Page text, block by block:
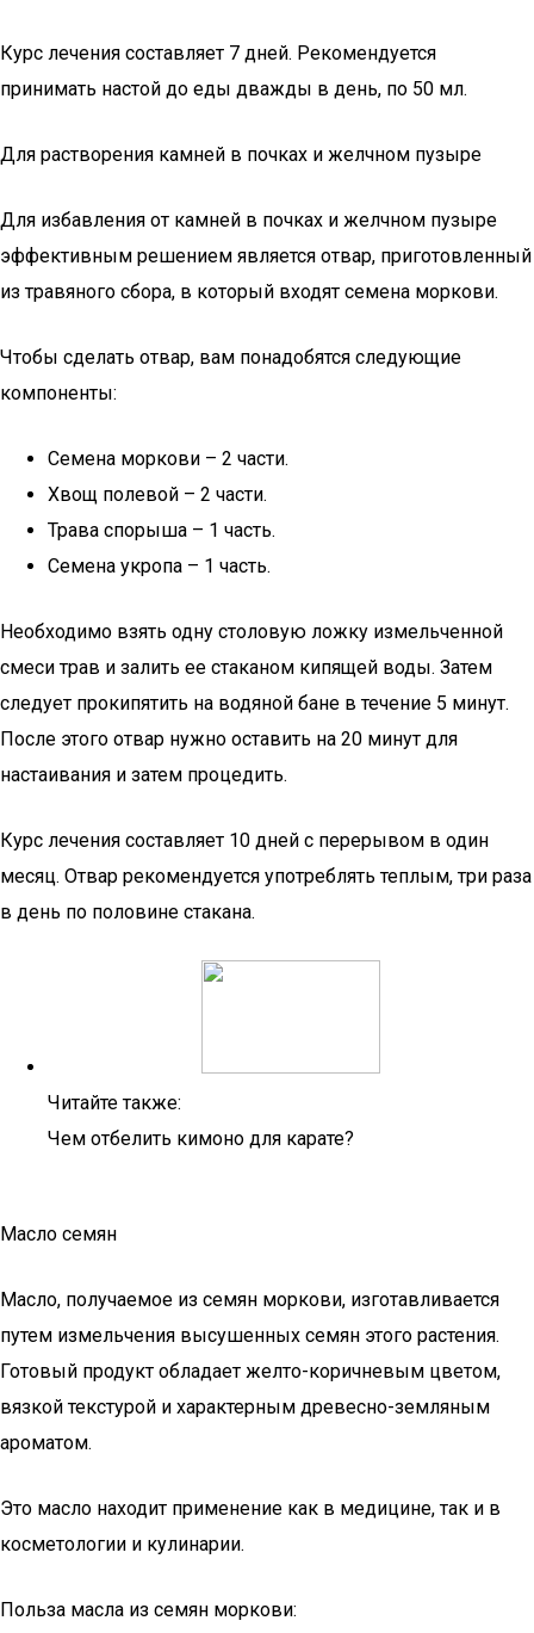
Курс лечения составляет 7 дней. Рекомендуется
принимать настой до еды дважды в день, по 50 мл.
Для растворения камней в почках и желчном пузыре
Для избавления от камней в почках и желчном пузыре
эффективным решением является отвар, приготовленный
из травяного сбора, в который входят семена моркови.
Чтобы сделать отвар, вам понадобятся следующие
компоненты:
Семена моркови – 2 части.
Хвощ полевой – 2 части.
Трава спорыша – 1 часть.
Семена укропа – 1 часть.
Необходимо взять одну столовую ложку измельченной
смеси трав и залить ее стаканом кипящей воды. Затем
следует прокипятить на водяной бане в течение 5 минут.
После этого отвар нужно оставить на 20 минут для
настаивания и затем процедить.
Курс лечения составляет 10 дней с перерывом в один
месяц. Отвар рекомендуется употреблять теплым, три раза
в день по половине стакана.
Читайте также:
Чем отбелить кимоно для карате?
Масло семян
Масло, получаемое из семян моркови, изготавливается
путем измельчения высушенных семян этого растения.
Готовый продукт обладает желто-коричневым цветом,
вязкой текстурой и характерным древесно-земляным
ароматом.
Это масло находит применение как в медицине, так и в
косметологии и кулинарии.
Польза масла из семян моркови: